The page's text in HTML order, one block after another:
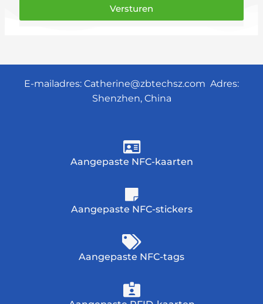
Versturen
E-mailadres: Catherine@zbtechsz.com Adres:
Shenzhen, China
Aangepaste NFC-kaarten
Aangepaste NFC-stickers
Aangepaste NFC-tags